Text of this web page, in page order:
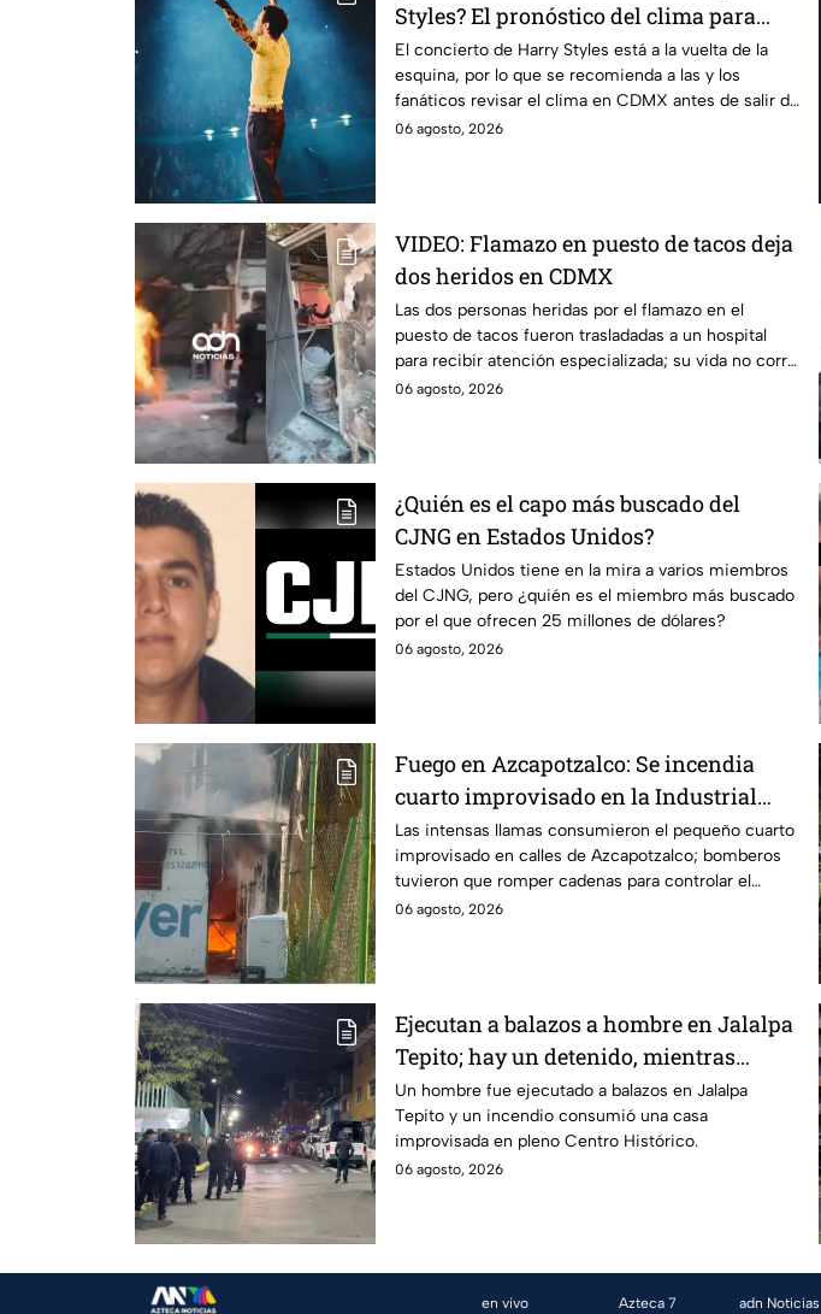
Styles? El pronóstico del clima para
este viernes en CDMX
El concierto de Harry Styles está a la vuelta de la
esquina, por lo que se recomienda a las y los
fanáticos revisar el clima en CDMX antes de salir de
casa.
06 agosto, 2026
VIDEO: Flamazo en puesto de tacos deja
dos heridos en CDMX
Las dos personas heridas por el flamazo en el
puesto de tacos fueron trasladadas a un hospital
para recibir atención especializada; su vida no corre
peligro.
06 agosto, 2026
¿Quién es el capo más buscado del
CJNG en Estados Unidos?
Estados Unidos tiene en la mira a varios miembros
del CJNG, pero ¿quién es el miembro más buscado
por el que ofrecen 25 millones de dólares?
06 agosto, 2026
Fuego en Azcapotzalco: Se incendia
cuarto improvisado en la Industrial
Vallejo; rompen cadenas para combatir
las llamas
Las intensas llamas consumieron el pequeño cuarto
improvisado en calles de Azcapotzalco; bomberos
tuvieron que romper cadenas para controlar el
incendio.
06 agosto, 2026
Ejecutan a balazos a hombre en Jalalpa
Tepito; hay un detenido, mientras
dormía
Un hombre fue ejecutado a balazos en Jalalpa
Tepito y un incendio consumió una casa
improvisada en pleno Centro Histórico.
06 agosto, 2026
en vivo Azteca 7 adn Noticias